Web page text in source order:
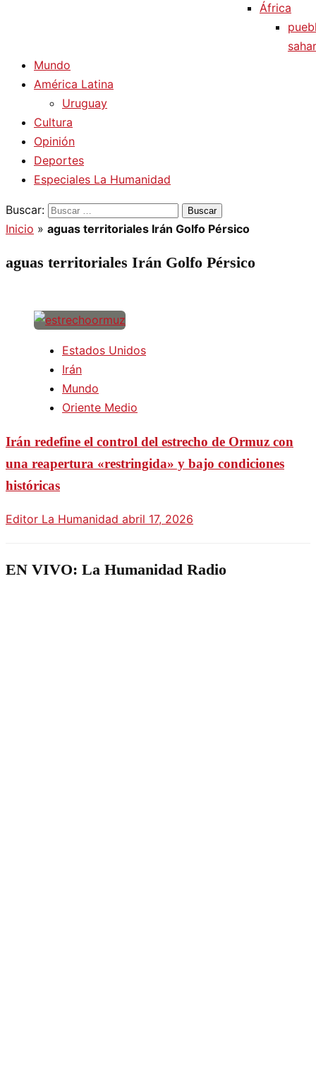
África
Mundo
América Latina
Uruguay
Cultura
Opinión
Deportes
Especiales La Humanidad
Buscar:
Inicio » aguas territoriales Irán Golfo Pérsico
aguas territoriales Irán Golfo Pérsico
Estados Unidos
Irán
Mundo
Oriente Medio
Irán redefine el control del estrecho de Ormuz con
una reapertura «restringida» y bajo condiciones
históricas
Editor La Humanidad abril 17, 2026
EN VIVO: La Humanidad Radio